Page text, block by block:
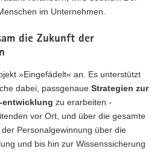
im Unternehmen.
die Zukunft der
»Eingefädelt« an. Es unterstützt
dabei, passgenaue Strategien zur
entwicklung zu erarbeiten -
vor Ort, und über die gesamte
Personalgewinnung über die
und bis hin zur Wissenssicherung